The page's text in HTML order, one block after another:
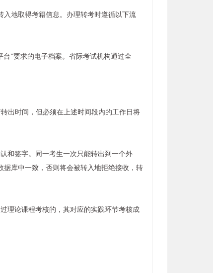
地取得考籍信息。办理转考时遵循以下流
”要求的电子档案。省际考试机构通过全
出时间，但必须在上述时间段内的工作日将
和签字。同一考生一次只能转出到一个外
库中一致，否则将会被转入地拒绝接收，转
理论课程考核的，其对应的实践环节考核成